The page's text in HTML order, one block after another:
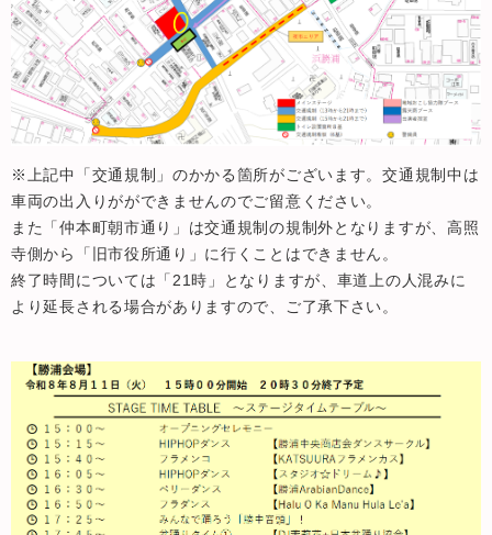
※上記中「交通規制」のかかる箇所がございます。交通規制中は
車両の出入りがができませんのでご留意ください。
また「仲本町朝市通り」は交通規制の規制外となりますが、高照
寺側から「旧市役所通り」に行くことはできません。
終了時間については「21時」となりますが、車道上の人混みに
より延長される場合がありますので、ご了承下さい。